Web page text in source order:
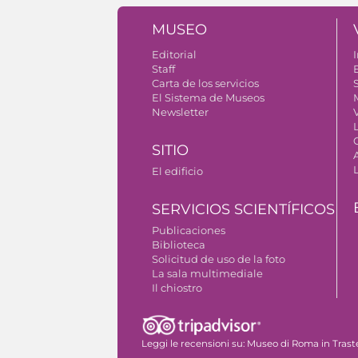
MUSEO
Editorial
Staff
Carta de los servicios
El Sistema de Museos
Newsletter
SITIO
El edificio
SERVICIOS SCIENTÍFICOS
Publicaciones
Biblioteca
Solicitud de uso de la foto
La sala multimediale
Il chiostro
Leggi le recensioni su: Museo di Roma in